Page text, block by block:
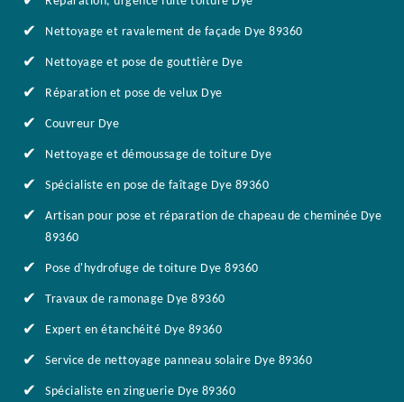
Nettoyage et ravalement de façade Dye 89360
Nettoyage et pose de gouttière Dye
Réparation et pose de velux Dye
Couvreur Dye
Nettoyage et démoussage de toiture Dye
Spécialiste en pose de faîtage Dye 89360
Artisan pour pose et réparation de chapeau de cheminée Dye
89360
Pose d'hydrofuge de toiture Dye 89360
Travaux de ramonage Dye 89360
Expert en étanchéité Dye 89360
Service de nettoyage panneau solaire Dye 89360
Spécialiste en zinguerie Dye 89360